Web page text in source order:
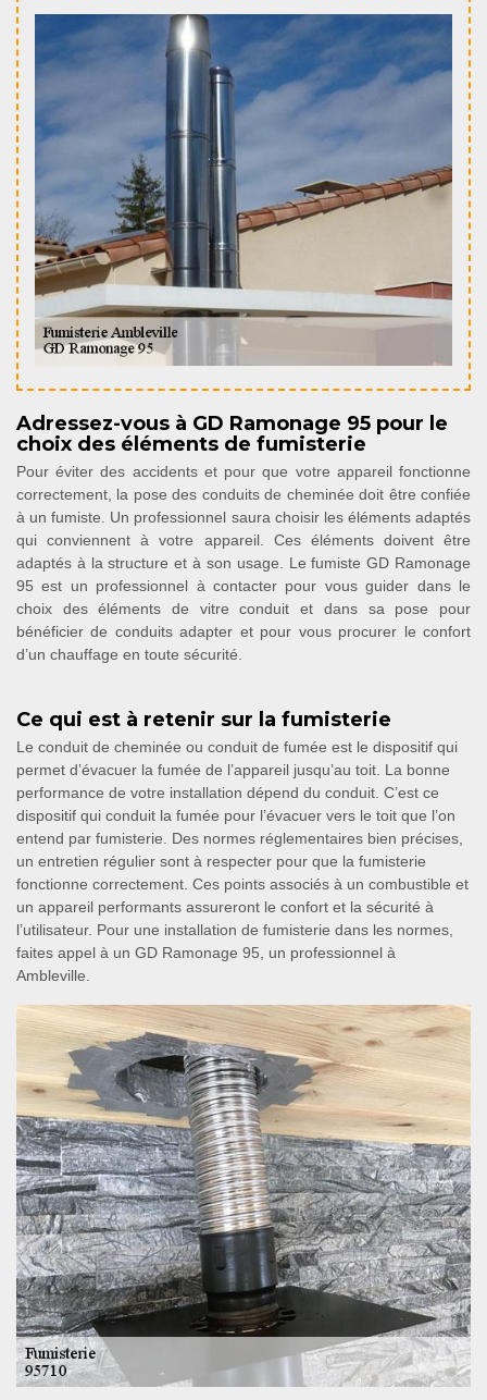
Adressez-vous à GD Ramonage 95 pour le
choix des éléments de fumisterie
Pour éviter des accidents et pour que votre appareil fonctionne
correctement, la pose des conduits de cheminée doit être confiée
à un fumiste. Un professionnel saura choisir les éléments adaptés
qui conviennent à votre appareil. Ces éléments doivent être
adaptés à la structure et à son usage. Le fumiste GD Ramonage
95 est un professionnel à contacter pour vous guider dans le
choix des éléments de vitre conduit et dans sa pose pour
bénéficier de conduits adapter et pour vous procurer le confort
d’un chauffage en toute sécurité.
Ce qui est à retenir sur la fumisterie
Le conduit de cheminée ou conduit de fumée est le dispositif qui
permet d’évacuer la fumée de l’appareil jusqu’au toit. La bonne
performance de votre installation dépend du conduit. C’est ce
dispositif qui conduit la fumée pour l’évacuer vers le toit que l’on
entend par fumisterie. Des normes réglementaires bien précises,
un entretien régulier sont à respecter pour que la fumisterie
fonctionne correctement. Ces points associés à un combustible et
un appareil performants assureront le confort et la sécurité à
l’utilisateur. Pour une installation de fumisterie dans les normes,
faites appel à un GD Ramonage 95, un professionnel à
Ambleville.